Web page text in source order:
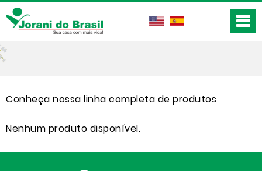
Conheça nossa linha completa de produtos
Nenhum produto disponível.